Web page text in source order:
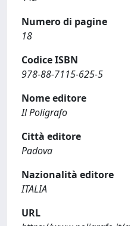
Numero di pagine
18
Codice ISBN
978-88-7115-625-5
Nome editore
Il Poligrafo
Città editore
Padova
Nazionalità editore
ITALIA
URL